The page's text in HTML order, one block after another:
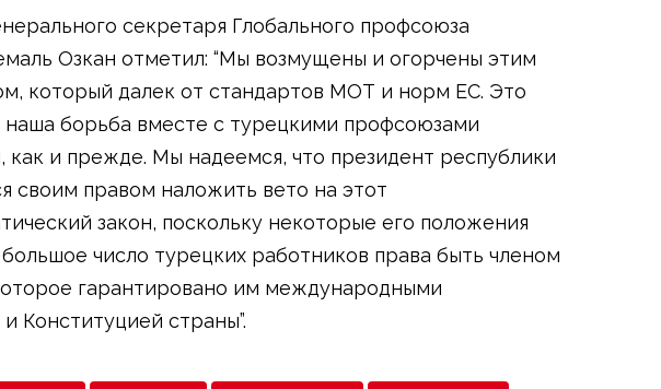
секретаря Глобального профсоюза
Озкан отметил: “Мы возмущены и огорчены этим
который далек от стандартов МОТ и норм ЕС. Это
наша борьба вместе с турецкими профсоюзами
как и прежде. Мы надеемся, что президент республики
своим правом наложить вето на этот
закон, поскольку некоторые его положения
число турецких работников права быть членом
гарантировано им международными
Конституцией страны”.